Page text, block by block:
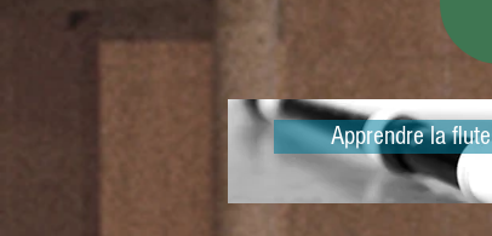
Apprendre la flute